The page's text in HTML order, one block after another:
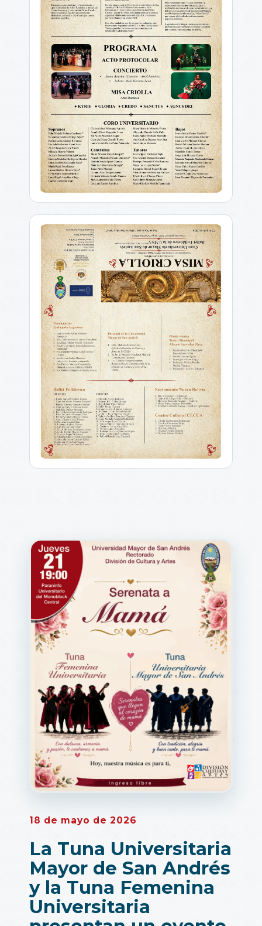
18 de mayo de 2026
La Tuna Universitaria
Mayor de San Andrés
y la Tuna Femenina
Universitaria